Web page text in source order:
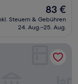
Der
Preis
beträgt
83 €
Steuern & Gebühren
24. Aug.–25. Aug.